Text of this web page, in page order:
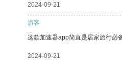
2024-09-21
游客
这款加速器app简直是居家旅行必
2024-09-21